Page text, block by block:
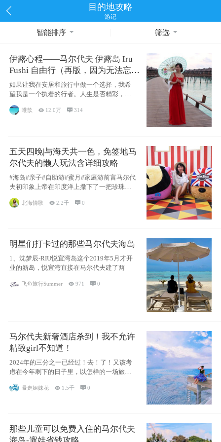
目的地攻略
游记
智能排序 筛选
伊露心程——马尔代夫 伊露岛 Iru
Fushi 自由行（再版，因为无法忘却
的留恋）
如果让我在安居和旅行中做一个选择，我希
望我是一个执着的行者。人生是否精彩，都
源于自己
唯歆  12.0万  314
五天四晚|与海天共一色，免签地马
尔代夫的懒人玩法含详细攻略
#海岛#亲子#自助游#蜜月#家庭游前言马尔代
夫初印象上帝在印度洋上撒下了一把珍珠，
北海情歌 2.2千 0
明星们打卡过的那些马尔代夫海岛
1、沈梦辰-RIU悦宜湾岛这个2019年5月才开
业的新岛，悦宜湾直接在马尔代夫建了两
飞鱼旅行Summer 971 0
马尔代夫新奢酒店杀到！我不允许
精致girl不知道！
2024年的三分之一已经过！去！了！又该考
虑在今年剩下的日子里，以怎样的一场旅行
暴走姐妹花  1.5千 0
那些儿童可以免费入住的马尔代夫